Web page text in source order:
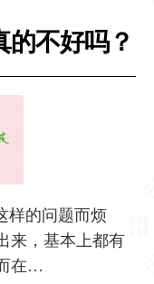
的不好吗？
样的问题而烦
来，基本上都有
在…